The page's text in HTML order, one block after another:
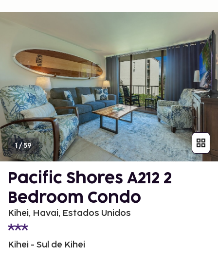
1/59
Pacific Shores A212 2
Bedroom Condo
Kihei, Havai, Estados Unidos
Kihei - Sul de Kihei